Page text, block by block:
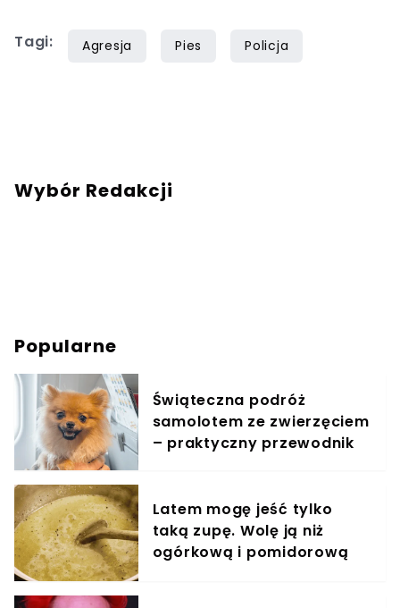
Tagi: Agresja Pies Policja
Wybór Redakcji
Popularne
Świąteczna podróż
samolotem ze zwierzęciem
– praktyczny przewodnik
Latem mogę jeść tylko
taką zupę. Wolę ją niż
ogórkową i pomidorową